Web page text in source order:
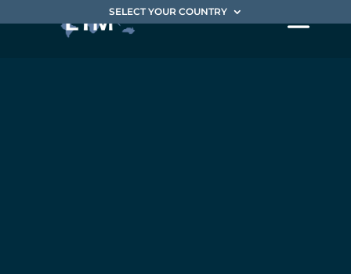
SELECT YOUR COUNTRY